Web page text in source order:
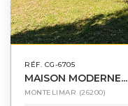
RÉF. CG-6705
MAISON MODERNE...
MONTELIMAR (26200)